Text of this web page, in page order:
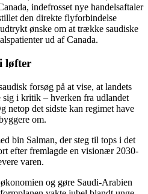
indefrosset nye handelsaftaler
den direkte flyforbindelse
ønske om at trække saudiske
ud af Canada.
løfter
forsøg på at vise, at landets
i kritik – hverken fra udlandet
netop det sidste kan regimet have
om.
bin Salman, der steg til tops i det
efter fremlagde en visionær 2030-
varen.
og gøre Saudi-Arabien